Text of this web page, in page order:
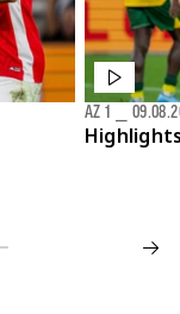
AZ 1